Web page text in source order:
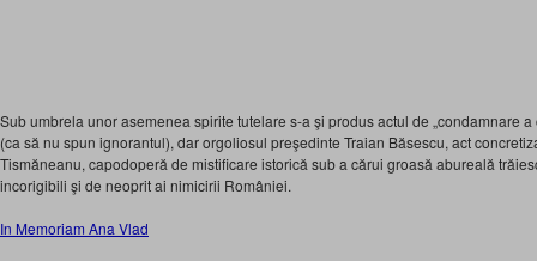
Sub umbrela unor asemenea spirite tutelare s-⁠a şi produs actul de „condamnare
(ca să nu spun ignorantul), dar orgoliosul preşedinte Traian Băsescu, act
Tismăneanu, capodoperă de mistificare istorică sub a cărui groasă abureală
incorigibili şi de neoprit ai nimicirii României.
In Memoriam Ana Vlad